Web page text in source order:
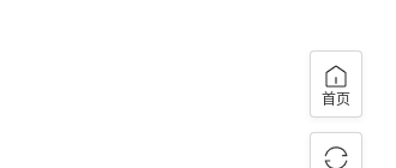
首页